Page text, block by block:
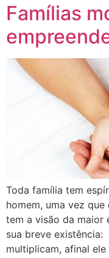
Famílias
Toda família tem
homem, uma vez
tem a visão da maior
sua breve existência:
multiplicam, afinal